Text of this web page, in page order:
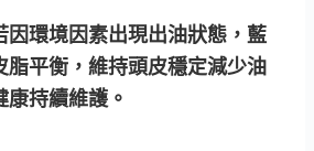
因環境因素出現出油狀態，藍
脂平衡，維持頭皮穩定減少油
持續維護。